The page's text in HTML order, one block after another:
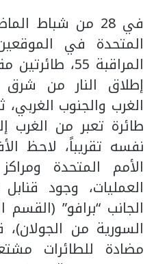
في 28 من شباط
المراقبة 55،
إطلاق النار من
الغرب والجنوب
طائرة تعبر من
نفسه تقريباً، لاحظ
الأمم المتحدة
العمليات، وجود
الجانب “برافو”
السورية من الجولان)،
مضادة للطائرات